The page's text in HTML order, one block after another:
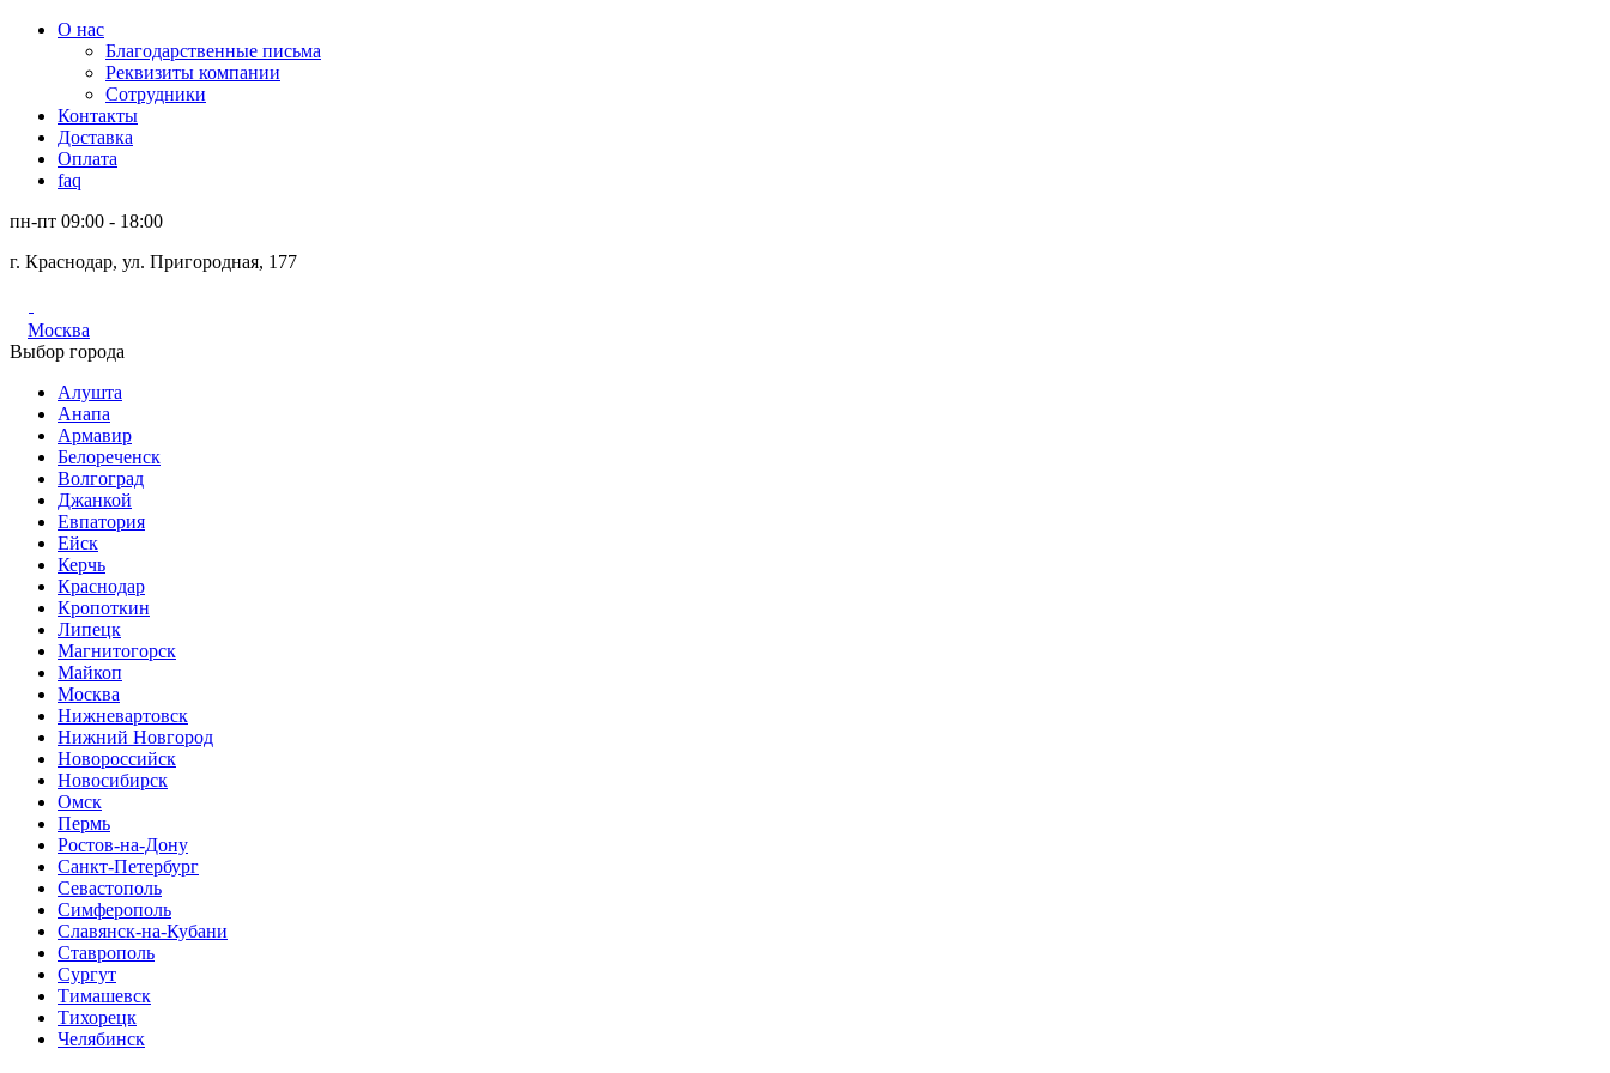
О нас
Благодарственные письма
Реквизиты компании
Сотрудники
Контакты
Доставка
Оплата
faq
пн-пт 09:00 - 18:00
г. Краснодар, ул. Пригородная, 177
Москва
Выбор города
Алушта
Анапа
Армавир
Белореченск
Волгоград
Джанкой
Евпатория
Ейск
Керчь
Краснодар
Кропоткин
Липецк
Магнитогорск
Майкоп
Москва
Нижневартовск
Нижний Новгород
Новороссийск
Новосибирск
Омск
Пермь
Ростов-на-Дону
Санкт-Петербург
Севастополь
Симферополь
Славянск-на-Кубани
Ставрополь
Сургут
Тимашевск
Тихорецк
Челябинск